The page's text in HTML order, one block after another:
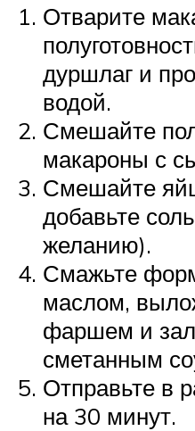
Отварите
дуршлаг и
водой.
Смешайте
макароны с
Смешайте
добавьте
желанию).
Смажьте
маслом,
фаршем и
сметанным
Отправьте в
на 30 минут.